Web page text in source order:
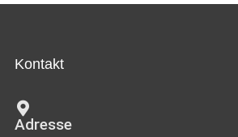
Kontakt
Adresse